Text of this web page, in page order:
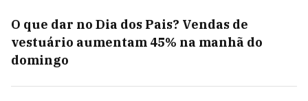
O que dar no Dia dos Pais? Vendas de
vestuário aumentam 45% na manhã do
domingo